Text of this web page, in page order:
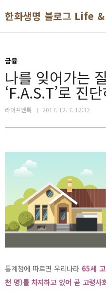
한화생명 블로그 Life
금융
나를 잊어가는
‘F.A.S.T’로 진
라이프앤톡 2017. 12. 7. 12:32
통계청에 따르면 우리나라 65세
천 명)를 차지하고 있어 곧 고령